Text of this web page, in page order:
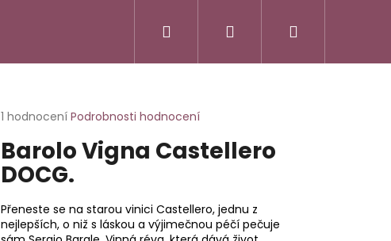
Přihlášení
Průměrné
produktu
je
5,0
5
hvězdiček.
1 hodnocení Podrobnosti hodnocení
Barolo Vigna Castellero
DOCG.
Přeneste se na starou vinici Castellero, jednu z
nejlepších, o niž s láskou a výjimečnou péčí pečuje